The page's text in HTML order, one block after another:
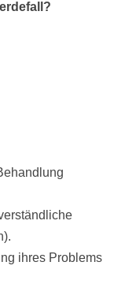
ihres Problems